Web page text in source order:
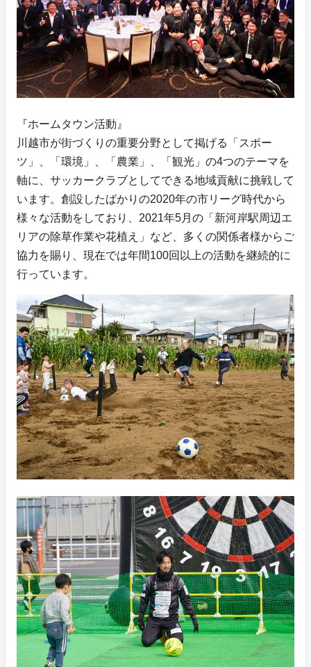
『ホームタウン活動』
川越市が街づくりの重要分野として掲げる「スポー
ツ」、「環境」、「農業」、「観光」の4つのテーマを
軸に、サッカークラブとしてできる地域貢献に挑戦して
います。創設したばかりの2020年の市リーグ時代から
様々な活動をしており、2021年5月の「新河岸駅周辺エ
リアの除草作業や花植え」など、多くの関係者様からご
協力を賜り、現在では年間100回以上の活動を継続的に
行っています。